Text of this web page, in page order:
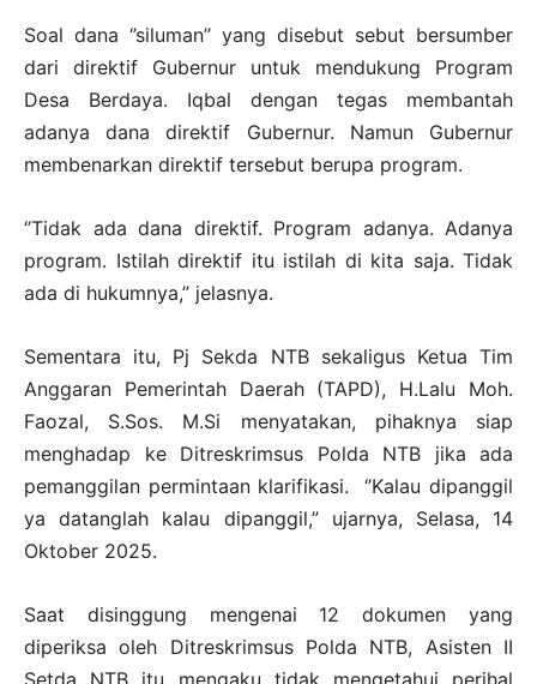
Soal dana ‘’siluman’’ yang disebut sebut bersumber
dari direktif Gubernur untuk mendukung Program
Desa Berdaya. Iqbal dengan tegas membantah
adanya dana direktif Gubernur. Namun Gubernur
membenarkan direktif tersebut berupa program.
‘’Tidak ada dana direktif. Program adanya. Adanya
program. Istilah direktif itu istilah di kita saja. Tidak
ada di hukumnya,’’ jelasnya.
Sementara itu, Pj Sekda NTB sekaligus Ketua Tim
Anggaran Pemerintah Daerah (TAPD), H.Lalu Moh.
Faozal, S.Sos. M.Si menyatakan, pihaknya siap
menghadap ke Ditreskrimsus Polda NTB jika ada
pemanggilan permintaan klarifikasi. ‘’Kalau dipanggil
ya datanglah kalau dipanggil,” ujarnya, Selasa, 14
Oktober 2025.
Saat disinggung mengenai 12 dokumen yang
diperiksa oleh Ditreskrimsus Polda NTB, Asisten II
Setda NTB itu mengaku tidak mengetahui perihal